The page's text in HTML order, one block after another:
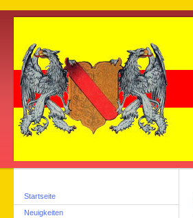
Startseite
Neuigkeiten